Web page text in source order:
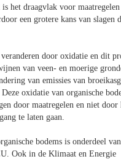
het draagvlak voor
een grotere kans van slagen
veranderen door oxidatie en dit
van veen- en moerige
van emissies van
oxidatie van organische
door maatregelen en niet door
te laten gaan.
bodems is onderdeel
Ook in de Klimaat en Energie